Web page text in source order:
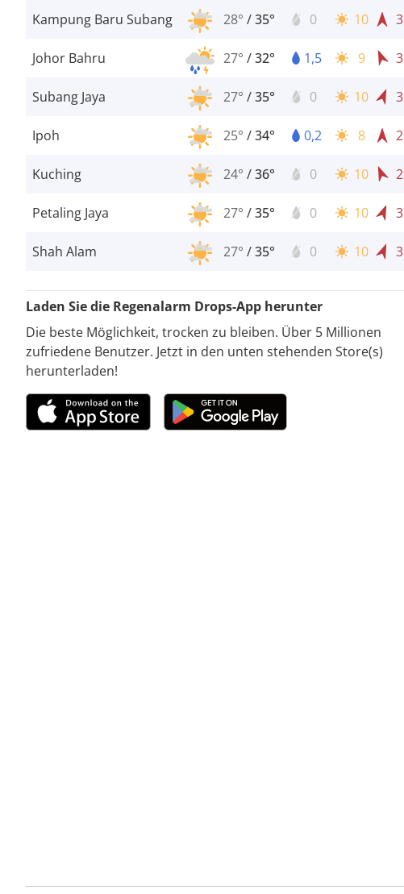
Kampung Baru Subang 28° /35° 0 10 3
Johor Bahru 27° /32° 1,5 9 3
Subang Jaya 27° /35° 0 10 3
Ipoh 25° /34° 0,2 8 2
Kuching 24° /36° 0 10 2
Petaling Jaya 27° /35° 0 10 3
Shah Alam 27° /35° 0 10 3
Laden Sie die Regenalarm Drops-App herunter
Die beste Möglichkeit, trocken zu bleiben. Über 5 Millionen
zufriedene Benutzer. Jetzt in den unten stehenden Store(s)
herunterladen!